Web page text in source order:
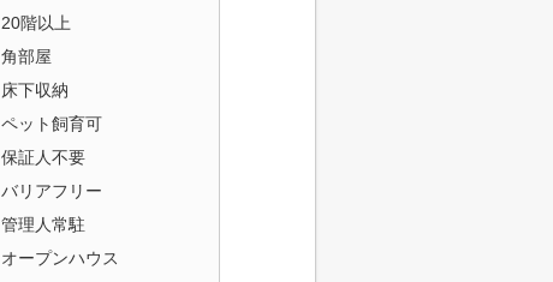
20階以上
角部屋
床下収納
ペット飼育可
保証人不要
バリアフリー
管理人常駐
オープンハウス